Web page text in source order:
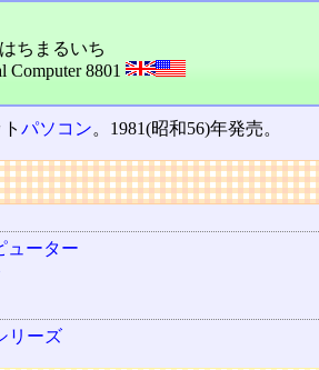
ちまるいち
Computer 8801
トパソコン。1981(昭和56)年発売。
ューター
リーズ